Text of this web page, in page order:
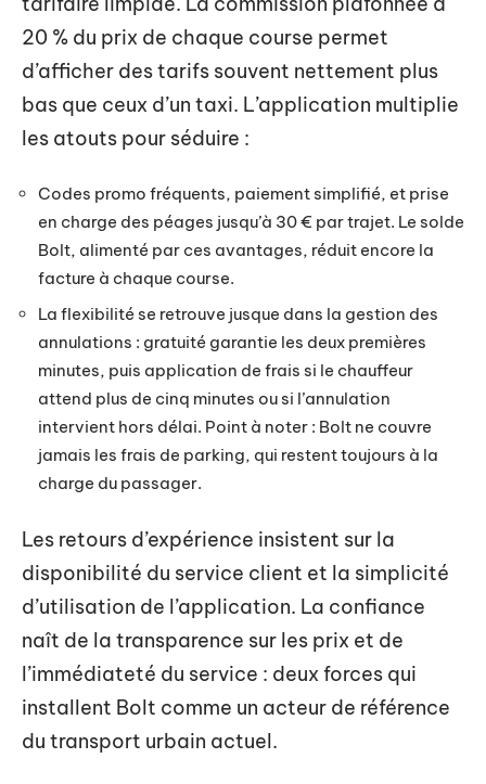
20 % du prix de chaque course permet
d’afficher des tarifs souvent nettement plus
bas que ceux d’un taxi. L’application multiplie
les atouts pour séduire :
Codes promo fréquents, paiement simplifié, et prise
en charge des péages jusqu’à 30 € par trajet. Le solde
Bolt, alimenté par ces avantages, réduit encore la
facture à chaque course.
La flexibilité se retrouve jusque dans la gestion des
annulations : gratuité garantie les deux premières
minutes, puis application de frais si le chauffeur
attend plus de cinq minutes ou si l’annulation
intervient hors délai. Point à noter : Bolt ne couvre
jamais les frais de parking, qui restent toujours à la
charge du passager.
Les retours d’expérience insistent sur la
disponibilité du service client et la simplicité
d’utilisation de l’application. La confiance
naît de la transparence sur les prix et de
l’immédiateté du service : deux forces qui
installent Bolt comme un acteur de référence
du transport urbain actuel.